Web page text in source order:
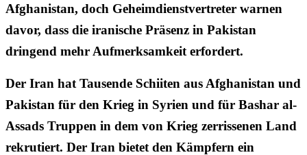
Afghanistan, doch Geheimdienstvertreter warnen
davor, dass die iranische Präsenz in Pakistan
dringend mehr Aufmerksamkeit erfordert.
Der Iran hat Tausende Schiiten aus Afghanistan und
Pakistan für den Krieg in Syrien und für Bashar al-
Assads Truppen in dem von Krieg zerrissenen Land
rekrutiert. Der Iran bietet den Kämpfern ein